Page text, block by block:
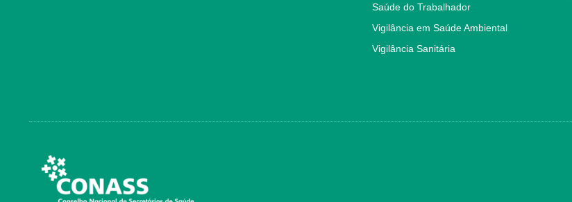
Saúde do Trabalhador
Vigilância em Saúde Ambiental
Vigilância Sanitária